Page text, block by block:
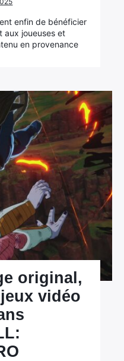
enfin de bénéficier
aux joueuses et
en provenance
original,
vidéo